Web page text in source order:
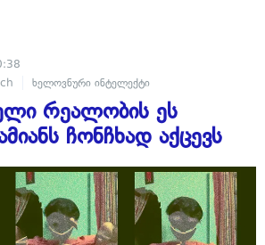
ხელოვნური ინტელექტი
რეალობის ეს
ჩონჩხად აქცევს